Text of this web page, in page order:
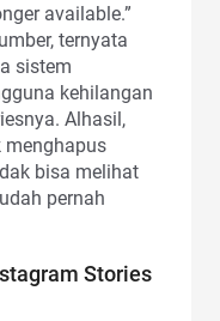
available.”
ternyata
sistem
kehilangan
Alhasil,
menghapus
bisa melihat
pernah
Stories